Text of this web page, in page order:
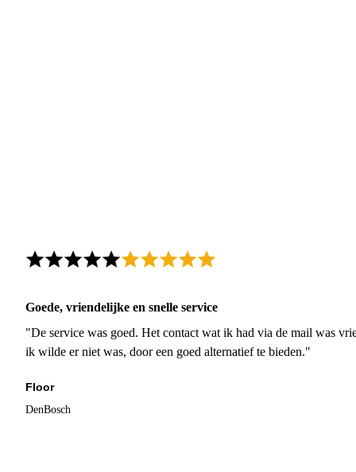
Goede, vriendelijke en snelle service
"De service was goed. Het contact wat ik had via de mail was
ik wilde er niet was, door een goed alternatief te bieden."
Floor
DenBosch